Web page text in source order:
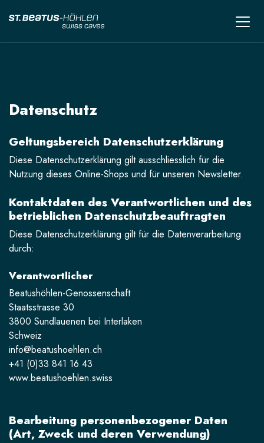
Datenschutz
Geltungsbereich Datenschutzerklärung
Diese Datenschutzerklärung gilt ausschliesslich für die
Nutzung dieses Online-Shops und für unseren Newsletter.
Kontaktdaten des Verantwortlichen und des
betrieblichen Datenschutzbeauftragten
Diese Datenschutzerklärung gilt für die Datenverarbeitung
durch:
Verantwortlicher
Beatushöhlen-Genossenschaft
Staatsstrasse 30
3800 Sundlauenen bei Interlaken
Schweiz
info@beatushoehlen.ch
+41 (0)33 841 16 43
www.beatushoehlen.swiss
Bearbeitung personenbezogener Daten
(Art, Zweck und deren Verwendung)